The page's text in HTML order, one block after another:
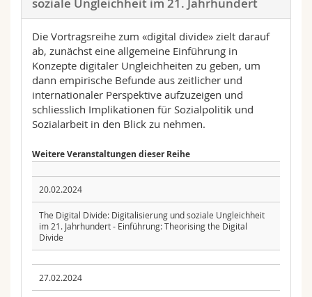
Die Vortragsreihe zum «digital divide» zielt darauf
ab, zunächst eine allgemeine Einführung in
Konzepte digitaler Ungleichheiten zu geben, um
dann empirische Befunde aus zeitlicher und
internationaler Perspektive aufzuzeigen und
schliesslich Implikationen für Sozialpolitik und
Sozialarbeit in den Blick zu nehmen.
Weitere Veranstaltungen dieser Reihe
20.02.2024
The Digital Divide: Digitalisierung und soziale Ungleichheit
im 21. Jahrhundert - Einführung: Theorising the Digital
Divide
27.02.2024